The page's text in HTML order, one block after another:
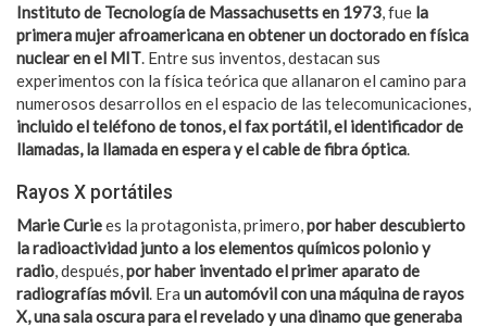
Instituto de Tecnología de Massachusetts en 1973, fue la
primera mujer afroamericana en obtener un doctorado en física
nuclear en el MIT. Entre sus inventos, destacan sus
experimentos con la física teórica que allanaron el camino para
numerosos desarrollos en el espacio de las telecomunicaciones,
incluido el teléfono de tonos, el fax portátil, el identificador de
llamadas, la llamada en espera y el cable de fibra óptica.
Rayos X portátiles
Marie Curiees la protagonista, primero,por haber descubierto
la radioactividad junto a los elementos químicos polonio y
radio, después,por haber inventado el primer aparato de
radiografías móvil. Era un automóvil con una máquina de rayos
X, una sala oscura para el revelado y una dinamo que generaba